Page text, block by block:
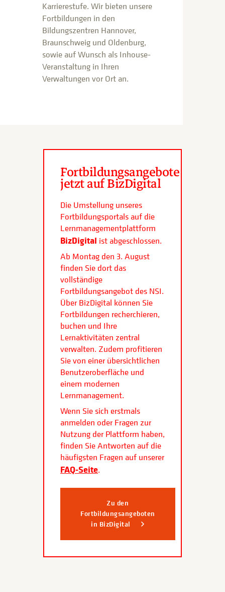
Karrierestufe. Wir bieten unsere
Fortbildungen in den
Bildungszentren Hannover,
Braunschweig und Oldenburg,
sowie auf Wunsch als Inhouse-
Veranstaltung in Ihren
Verwaltungen vor Ort an.
Fortbildungsangebote
jetzt auf BizDigital
Die Umstellung unseres
Fortbildungsportals auf die
Lernmanagementplattform
BizDigital ist abgeschlossen.
Ab Montag den 3. August
finden Sie dort das
vollständige
Fortbildungsangebot des NSI.
Über BizDigital können Sie
Fortbildungen recherchieren,
buchen und Ihre
Lernaktivitäten zentral
verwalten. Zudem profitieren
Sie von einer übersichtlichen
Benutzeroberfläche und
einem modernen
Lernmanagement.
Wenn Sie sich erstmals
anmelden oder Fragen zur
Nutzung der Plattform haben,
finden Sie Antworten auf die
häufigsten Fragen auf unserer
FAQ-Seite.
Zu den
Fortbildungsangeboten
in BizDigital